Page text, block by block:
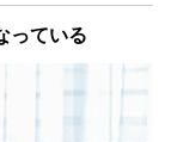
っている